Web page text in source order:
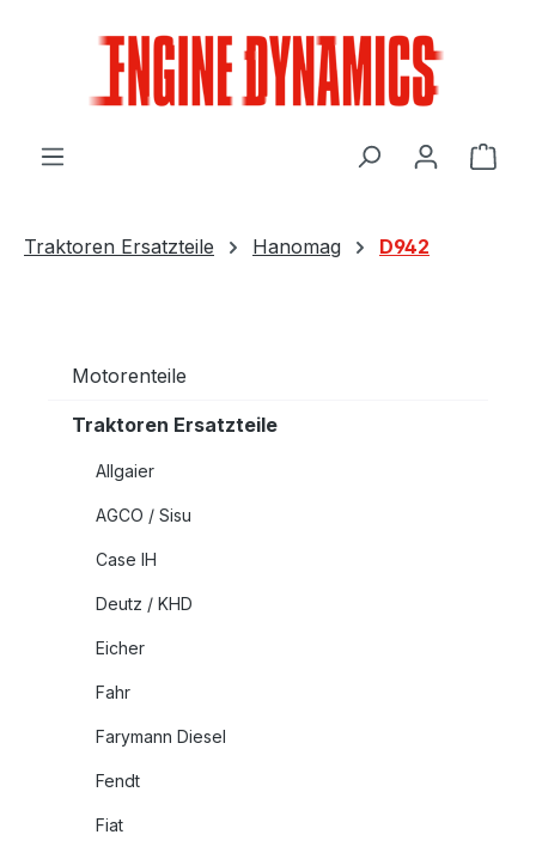
Traktoren Ersatzteile Hanomag D942
Motorenteile
Traktoren Ersatzteile
Allgaier
AGCO / Sisu
Case IH
Deutz / KHD
Eicher
Fahr
Farymann Diesel
Fendt
Fiat